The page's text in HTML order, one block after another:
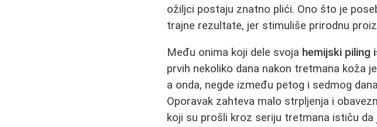
ožiljci postaju znatno plići. Ono što je
trajne rezultate, jer stimuliše prirodnu
Među onima koji dele svoja hemijski piling
prvih nekoliko dana nakon tretmana koža
a onda, negde između petog i sedmog
Oporavak zahteva malo strpljenja i
koji su prošli kroz seriju tretmana ističu